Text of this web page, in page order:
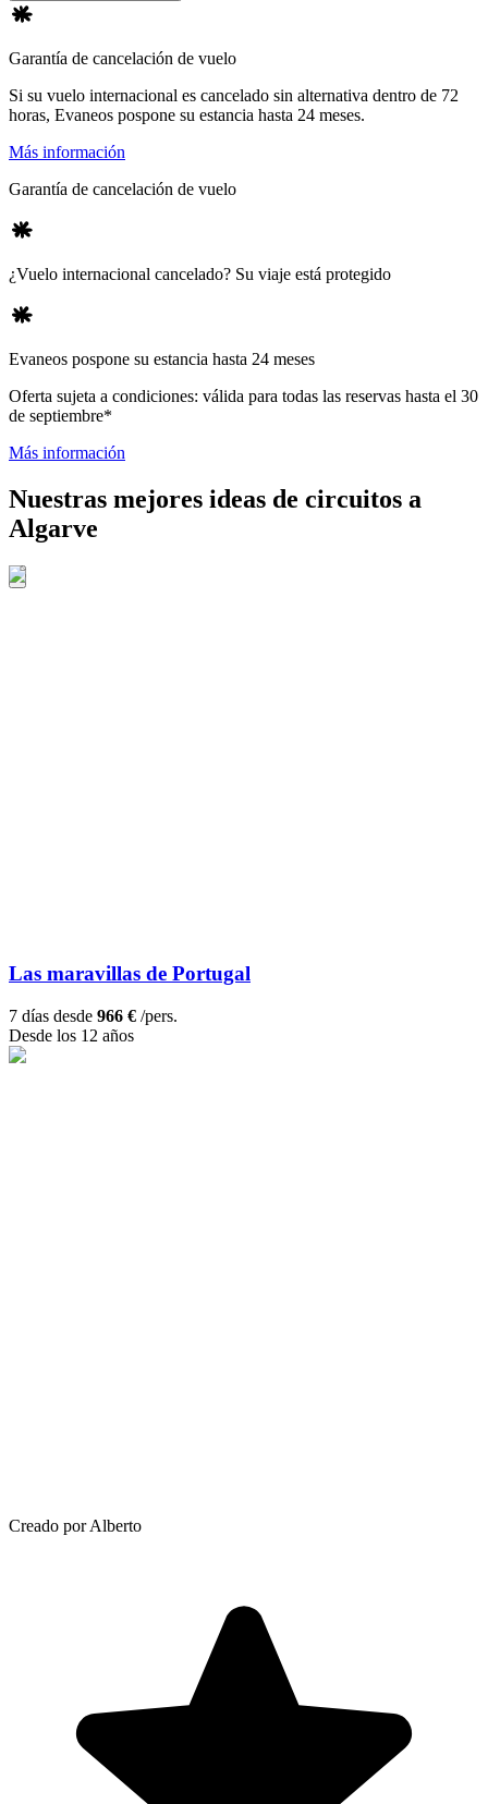
Garantía de cancelación de vuelo
Si su vuelo internacional es cancelado sin alternativa dentro de 72
horas, Evaneos pospone su estancia hasta 24 meses.
Más información
Garantía de cancelación de vuelo
¿Vuelo internacional cancelado? Su viaje está protegido
Evaneos pospone su estancia hasta 24 meses
Oferta sujeta a condiciones: válida para todas las reservas hasta el 30
de septiembre*
Más información
Nuestras mejores ideas de circuitos a
Algarve
Las maravillas de Portugal
7 días desde 966 € /pers.
Desde los 12 años
Creado por Alberto